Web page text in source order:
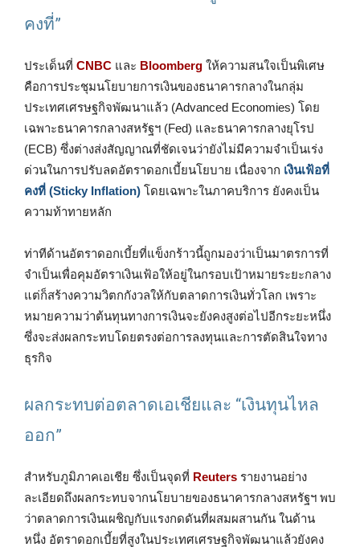
คงที่”
ประเด็นที่ CNBC และ Bloomberg ให้ความสนใจเป็นพิเศษ
คือการประชุมนโยบายการเงินของธนาคารกลางในกลุ่ม
ประเทศเศรษฐกิจพัฒนาแล้ว (Advanced Economies) โดย
เฉพาะธนาคารกลางสหรัฐฯ (Fed) และธนาคารกลางยุโรป
(ECB) ซึ่งต่างส่งสัญญาณที่ชัดเจนว่ายังไม่มีความจำเป็นเร่ง
ด่วนในการปรับลดอัตราดอกเบี้ยนโยบาย เนื่องจาก เงินเฟ้อที่
คงที่ (Sticky Inflation) โดยเฉพาะในภาคบริการ ยังคงเป็น
ความท้าทายหลัก
ท่าทีด้านอัตราดอกเบี้ยที่แข็งกร้าวนี้ถูกมองว่าเป็นมาตรการที่
จำเป็นเพื่อคุมอัตราเงินเฟ้อให้อยู่ในกรอบเป้าหมายระยะกลาง
แต่ก็สร้างความวิตกกังวลให้กับตลาดการเงินทั่วโลก เพราะ
หมายความว่าต้นทุนทางการเงินจะยังคงสูงต่อไปอีกระยะหนึ่ง
ซึ่งจะส่งผลกระทบโดยตรงต่อการลงทุนและการตัดสินใจทาง
ธุรกิจ
ผลกระทบต่อตลาดเอเชียและ “เงินทุนไหล
ออก”
สำหรับภูมิภาคเอเชีย ซึ่งเป็นจุดที่ Reuters รายงานอย่าง
ละเอียดถึงผลกระทบจากนโยบายของธนาคารกลางสหรัฐฯ พบ
ว่าตลาดการเงินเผชิญกับแรงกดดันที่ผสมผสานกัน ในด้าน
หนึ่ง อัตราดอกเบี้ยที่สูงในประเทศเศรษฐกิจพัฒนาแล้วยังคง